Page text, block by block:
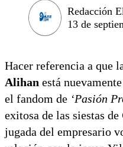
Redacción
13 de
Hacer referencia a que
Alihan está
el fandom de ‘Pasión
exitosa de las siestas de
jugada del empresario